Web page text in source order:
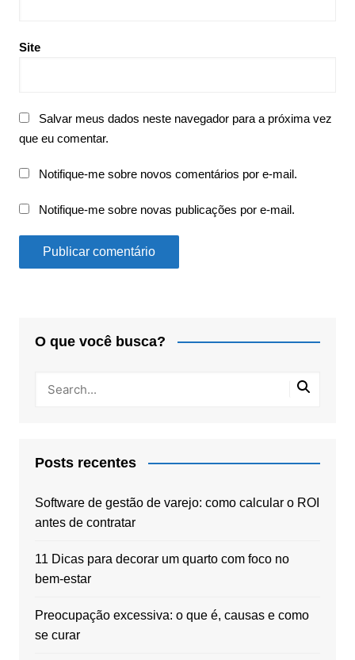
Site
Salvar meus dados neste navegador para a próxima vez
que eu comentar.
Notifique-me sobre novos comentários por e-mail.
Notifique-me sobre novas publicações por e-mail.
O que você busca?
Posts recentes
Software de gestão de varejo: como calcular o ROI
antes de contratar
11 Dicas para decorar um quarto com foco no
bem-estar
Preocupação excessiva: o que é, causas e como
se curar